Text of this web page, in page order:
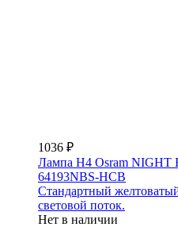
1036 ₽
Лампа H4 Osram
64193NBS-HCB
Стандартный
световой поток.
Нет в наличии